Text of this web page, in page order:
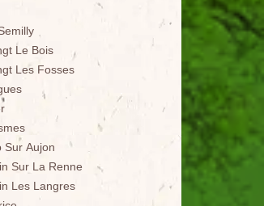
Le Bois
Les Fosses
Sur Aujon
Sur La Renne
Les Langres